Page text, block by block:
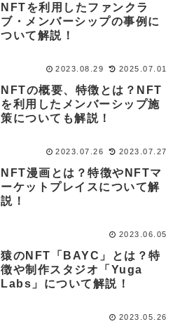
NFTを利用したファンクラ
ブ・メンバーシップの事例に
ついて解説！
2023.08.29 2025.07.01
NFTの概要、特徴とは？NFT
を利用したメンバーシップ施
策についても解説！
2023.07.26 2023.07.27
NFT漫画とは？特徴やNFTマ
ーケットプレイスについて解
説！
2023.06.05
猿のNFT「BAYC」とは？特
徴や制作スタジオ「Yuga
Labs」について解説！
2023.05.26